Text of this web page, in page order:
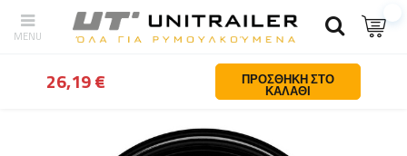
Πίσω Σπίτι Τροχοι ζαντες ελαστικα Ζαντες για ρυμουλκουμενα
26,19 € ΠΡΟΣΘΉΚΗ ΣΤΟ
ΚΑΛΆΘΙ